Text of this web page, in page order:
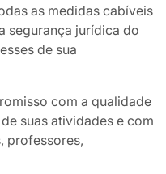
as medidas cabíveis
segurança jurídica do
de sua
com a qualidade
suas atividades e com
professores,